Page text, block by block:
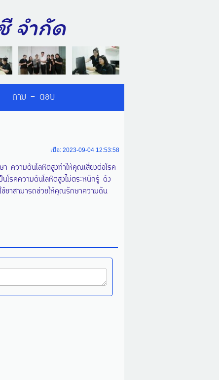
ญชี จำกัด
ถาม - ตอบ
เมื่อ: 2023-09-04 12:53:58
ความดันโลหิตสูงทำให้คุณเสี่ยงต่อโรค
โรคความดันโลหิตสูงไม่ตระหนักรู้ ดัง
ยาสามารถช่วยให้คุณรักษาความดัน